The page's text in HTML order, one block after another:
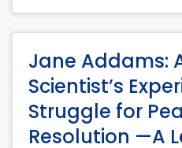
Jane Addams:
Scientist’s
Struggle for
Resolution —A